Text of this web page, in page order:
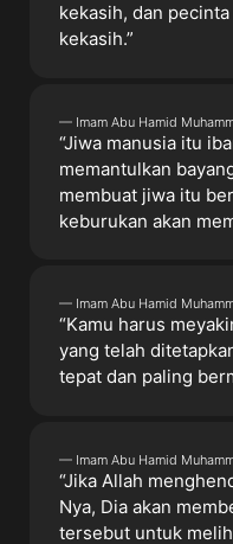
kekasih, dan
kekasih.”
— Imam Abu Hamid
“Jiwa manusia itu
memantulkan
membuat jiwa itu
keburukan akan
— Imam Abu Hamid
“Kamu harus
yang telah
tepat dan paling
— Imam Abu Hamid
“Jika Allah
Nya, Dia akan
tersebut untuk